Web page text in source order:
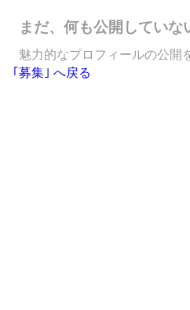
まだ、何も公開してい
魅力的なプロフィールの公開
｢募集｣ へ戻る